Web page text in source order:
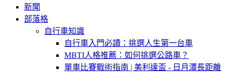
新聞
部落格
自行車知識
自行車入門必讀：挑選人生第一台車
MBTI人格推薦：如何挑選公路車？
單車比賽戰術指南 | 美利達盃 - 日月潭長距離